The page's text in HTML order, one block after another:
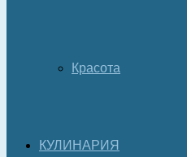
Красота
КУЛИНАРИЯ